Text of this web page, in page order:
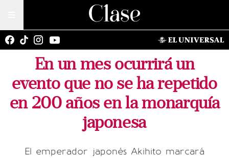
En un mes ocurrirá un
evento que no se ha repetido
en 200 años en la monarquía
japonesa
El emperador japonés Akihito marcará